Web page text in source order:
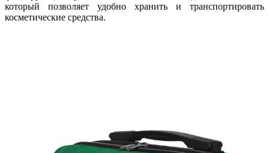
который позволяет удобно хранить и транспортировать
косметические средства.